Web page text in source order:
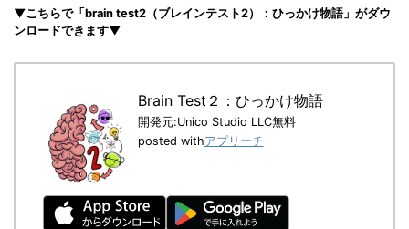
▼こちらで「brain test2（ブレインテスト2）：ひっかけ物語」がダウ
ンロードできます▼
Brain Test２：ひっかけ物語
開発元:Unico Studio LLC無料
posted withアプリーチ